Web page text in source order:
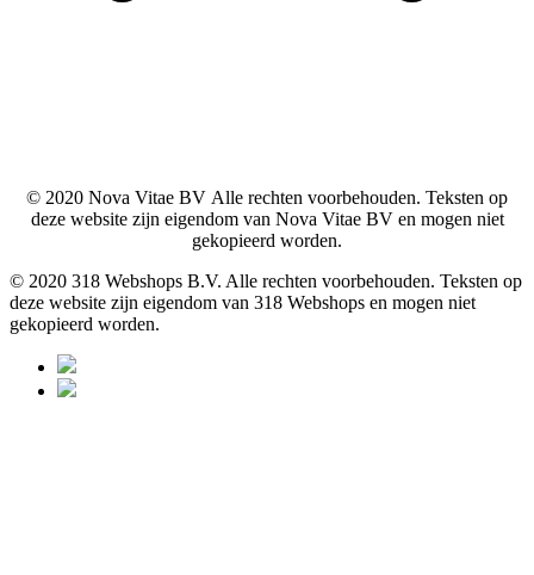
© 2020 Nova Vitae BV Alle rechten voorbehouden. Teksten op
deze website zijn eigendom van Nova Vitae BV en mogen niet
gekopieerd worden.
© 2020 318 Webshops B.V. Alle rechten voorbehouden. Teksten op
deze website zijn eigendom van 318 Webshops en mogen niet
gekopieerd worden.